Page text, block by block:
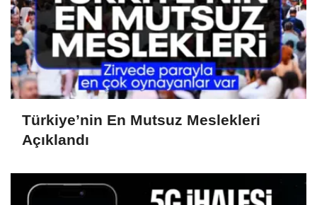
Türkiye’nin En Mutsuz Meslekleri
Açıklandı